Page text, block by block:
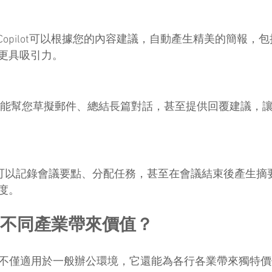
可以根據您的內容建議，自動產生精美的簡報，
具吸引力。
幫您草擬郵件、總結長篇對話，甚至提供回覆建議，
以記錄會議要點、分配任務，甚至在會議結束後產生摘
。
同產業帶來價值？
僅適用於一般辦公環境，它還能為各行各業帶來獨特